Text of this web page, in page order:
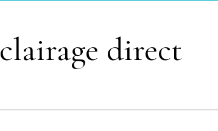
direct